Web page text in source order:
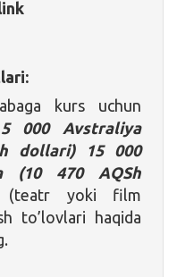
kurs uchun
5 000 Avstraliya
dollari) 15 000
(10 470 AQSh
yoki film
to’lovlari haqida